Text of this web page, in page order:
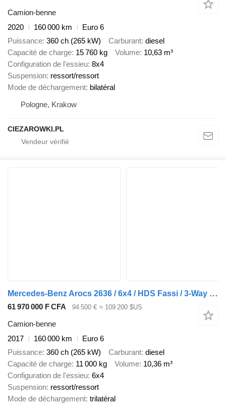
Camion-benne
2020
160 000 km
Euro 6
Puissance 360 ch (265 kW) Carburant diesel
Capacité de charge 15 760 kg Volume 10,63 m³
Configuration de l'essieu 8x4
Suspension ressort/ressort
Mode de déchargement bilatéral
Pologne, Krakow
CIEZAROWKI.PL
Mercedes-Benz Arocs 2636 / 6x4 / HDS Fassi / 3-Way Tipper / Bortmatic
61 970 000 F CFA 94 500 € ≈ 109 200 $US
Camion-benne
2017
160 000 km
Euro 6
Puissance 360 ch (265 kW) Carburant diesel
Capacité de charge 11 000 kg Volume 10,36 m³
Configuration de l'essieu 6x4
Suspension ressort/ressort
Mode de déchargement trilatéral